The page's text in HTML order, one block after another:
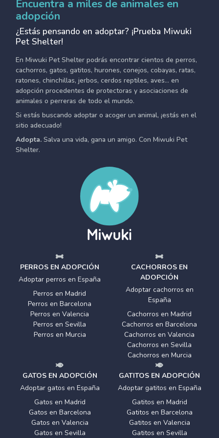
Encuentra a miles de animales en
adopción
¿Estás pensando en adoptar? ¡Prueba Miwuki
Pet Shelter!
En Miwuki Pet Shelter podrás encontrar cientos de perros,
cachorros, gatos, gatitos, hurones, conejos, cobayas, ratas,
ratones, chinchillas, jerbos, cerdos reptiles, aves... en
adopción procedentes de protectoras y asociaciones de
animales o perreras de todo el mundo.
Si estás buscando adoptar o acoger un animal, ¡estás en el
sitio adecuado!
Adopta. Salva una vida, gana un amigo. Con Miwuki Pet
Shelter.
PERROS EN ADOPCIÓN
Adoptar perros en España
Perros en Madrid
Perros en Barcelona
Perros en Valencia
Perros en Sevilla
Perros en Murcia
CACHORROS EN
ADOPCIÓN
Adoptar cachorros en
España
Cachorros en Madrid
Cachorros en Barcelona
Cachorros en Valencia
Cachorros en Sevilla
Cachorros en Murcia
GATOS EN ADOPCIÓN
Adoptar gatos en España
Gatos en Madrid
Gatos en Barcelona
Gatos en Valencia
Gatos en Sevilla
GATITOS EN ADOPCIÓN
Adoptar gatitos en España
Gatitos en Madrid
Gatitos en Barcelona
Gatitos en Valencia
Gatitos en Sevilla